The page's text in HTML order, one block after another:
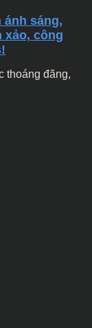
ánh sáng,
xảo, công
thoáng đãng,